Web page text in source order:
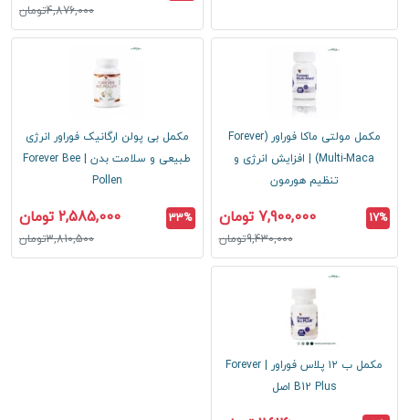
4,876,000تومان
مکمل مولتی ماکا فوراور (Forever
Multi-Maca) | افزایش انرژی و
تنظیم هورمون
17% 7,900,000 تومان
9,430,000تومان
مکمل بی پولن ارگانیک فوراور انرژی
طبیعی و سلامت بدن | Forever Bee
Pollen
33% 2,585,000 تومان
3,810,500تومان
مکمل ب ۱۲ پلاس فوراور | Forever
B12 Plus اصل